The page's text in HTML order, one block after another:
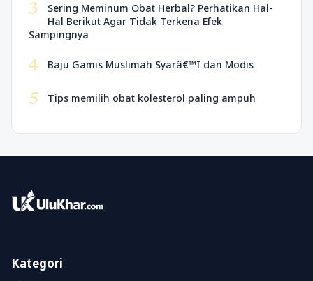
3
Sering Meminum Obat Herbal? Perhatikan Hal-
Hal Berikut Agar Tidak Terkena Efek
Sampingnya
4 Baju Gamis Muslimah Syarâ€™I dan Modis
5 Tips memilih obat kolesterol paling ampuh
Kategori